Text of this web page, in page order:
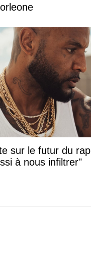
sur le futur du rap
à nous infiltrer"